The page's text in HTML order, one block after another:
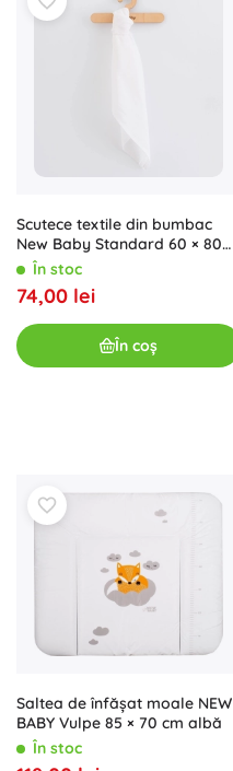
Scutece textile din bumbac
New Baby Standard 60 × 80
cm, 10 buc, albe
În stoc
74,00 lei
În coș
Saltea de înfășat moale NEW
BABY Vulpe 85 × 70 cm albă
În stoc